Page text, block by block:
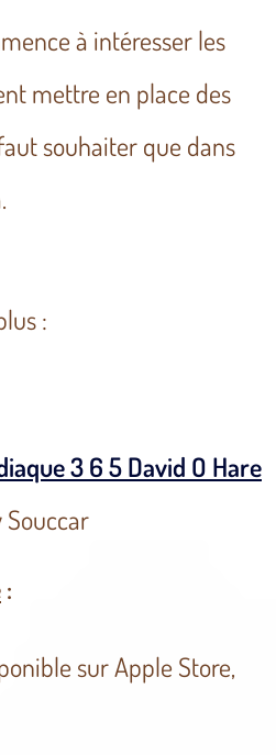
à intéresser les
mettre en place des
souhaiter que dans
:
3 6 5 David O Hare
:
sur Apple Store,